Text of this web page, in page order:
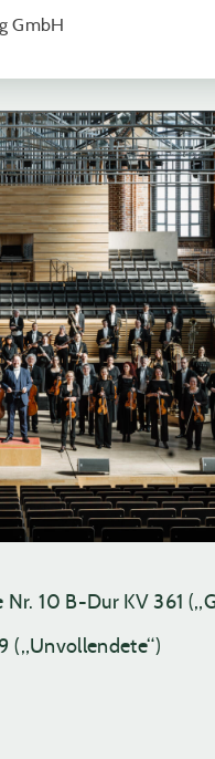
10 B-Dur KV 361
(„Unvollendete“)